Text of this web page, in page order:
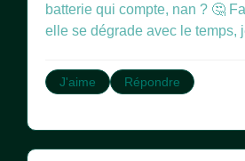
batterie qui compte, nan ? 🤔
elle se dégrade avec le temps,
J'aime Répondre